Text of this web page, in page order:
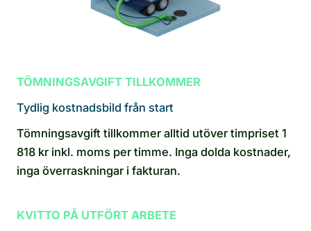
TÖMNINGSAVGIFT TILLKOMMER
Tydlig kostnadsbild från start
Tömningsavgift tillkommer alltid utöver timpriset 1
818 kr inkl. moms per timme. Inga dolda kostnader,
inga överraskningar i fakturan.
KVITTO PÅ UTFÖRT ARBETE